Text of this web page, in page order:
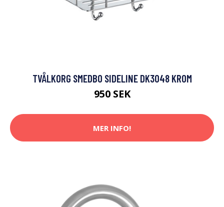
TVÅLKORG SMEDBO SIDELINE DK3048 KROM
950 SEK
MER INFO!